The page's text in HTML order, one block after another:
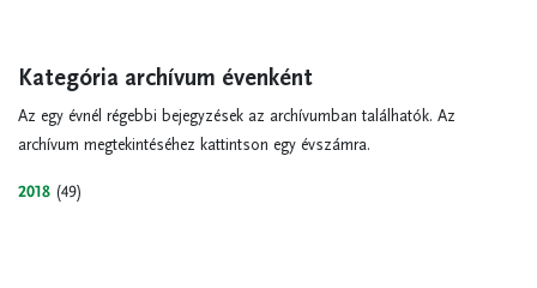
Kategória archívum évenként
Az egy évnél régebbi bejegyzések az archívumban találhatók. Az
archívum megtekintéséhez kattintson egy évszámra.
2018 (49)